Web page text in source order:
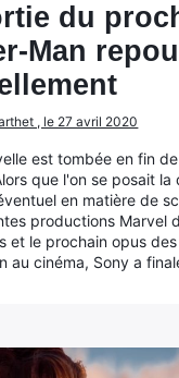
du
Man
, le 27 avril 2020
est tombée en fin
que l'on se posait la
en matière de
productions Marvel
et le prochain opus
au cinéma, Sony a